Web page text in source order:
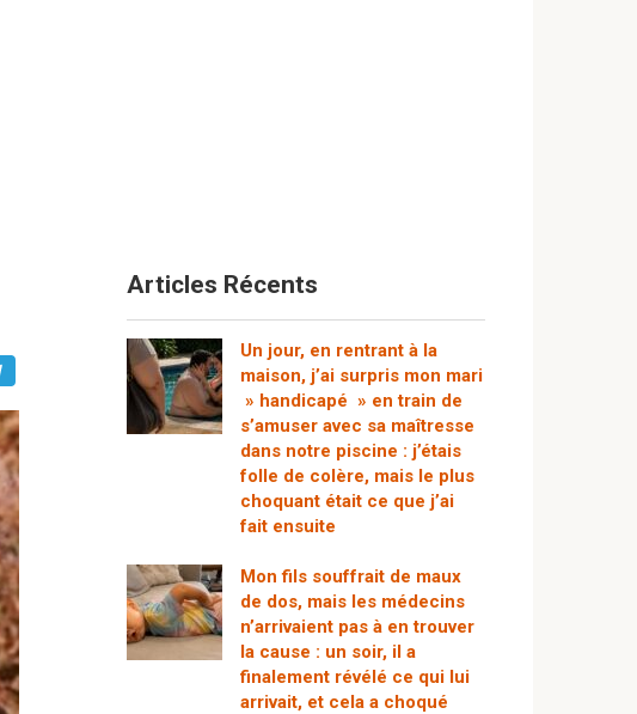
Articles Récents
Un jour, en rentrant à la
maison, j’ai surpris mon mari
» handicapé » en train de
s’amuser avec sa maîtresse
dans notre piscine : j’étais
folle de colère, mais le plus
choquant était ce que j’ai
fait ensuite
Mon fils souffrait de maux
de dos, mais les médecins
n’arrivaient pas à en trouver
la cause : un soir, il a
finalement révélé ce qui lui
arrivait, et cela a choqué